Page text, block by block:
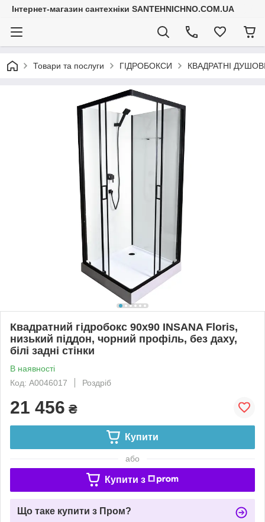
Інтернет-магазин сантехніки SANTEHNICHNO.COM.UA
Товари та послуги ГІДРОБОКСИ КВАДРАТНІ
Квадратний гідробокс 90х90 INSANA Floris,
низький піддон, чорний профіль, без даху,
білі задні стінки
В наявності
Код: A0046017
Роздріб
21 456 ₴
Купити
або
Купити з
Що таке купити з Пром?